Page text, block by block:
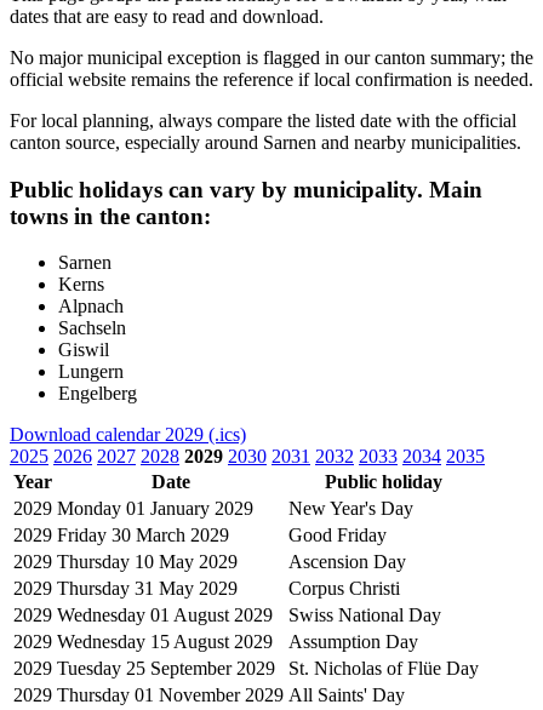
dates that are easy to read and download.
No major municipal exception is flagged in our canton summary; the
official website remains the reference if local confirmation is needed.
For local planning, always compare the listed date with the official
canton source, especially around Sarnen and nearby municipalities.
Public holidays can vary by municipality. Main
towns in the canton:
Sarnen
Kerns
Alpnach
Sachseln
Giswil
Lungern
Engelberg
Download calendar 2029 (.ics)
2025 2026 2027 2028 2029 2030 2031 2032 2033 2034 2035
Year
Date
Public holiday
2029 Monday 01 January 2029
New Year's Day
2029 Friday 30 March 2029
Good Friday
2029 Thursday 10 May 2029
Ascension Day
2029 Thursday 31 May 2029
Corpus Christi
2029 Wednesday 01 August 2029
Swiss National Day
2029 Wednesday 15 August 2029
Assumption Day
2029 Tuesday 25 September 2029
St. Nicholas of Flüe Day
2029 Thursday 01 November 2029 All Saints' Day